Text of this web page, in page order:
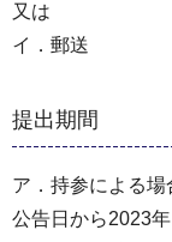
又は
イ．郵送
提出期間
ア．持参による場
公告日から2023